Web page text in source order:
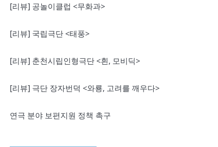
[리뷰] 공놀이클럽 <무화과>
[리뷰] 국립극단 <태풍>
[리뷰] 춘천시립인형극단 <흰, 모비딕>
[리뷰] 극단 장자번덕 <와룡, 고려를 깨우다>
연극 분야 보편지원 정책 촉구